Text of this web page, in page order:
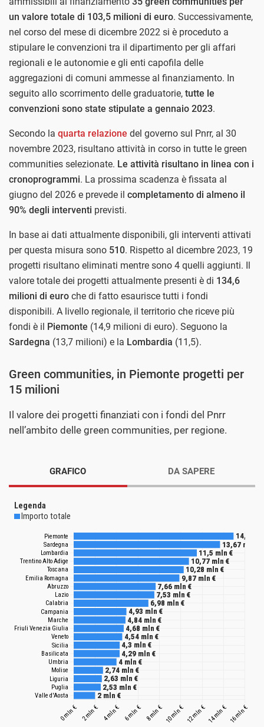
un valore totale di 103,5 milioni di euro. Successivamente,
nel corso del mese di dicembre 2022 si è proceduto a
stipulare le convenzioni tra il dipartimento per gli affari
regionali e le autonomie e gli enti capofila delle
aggregazioni di comuni ammesse al finanziamento. In
seguito allo scorrimento delle graduatorie, tutte le
convenzioni sono state stipulate a gennaio 2023.
Secondo la quarta relazione del governo sul Pnrr, al 30
novembre 2023, risultano attività in corso in tutte le green
communities selezionate. Le attività risultano in linea con i
cronoprogrammi. La prossima scadenza è fissata al
giugno del 2026 e prevede il completamento di almeno il
90% degli interventi previsti.
In base ai dati attualmente disponibili, gli interventi attivati
per questa misura sono 510. Rispetto al dicembre 2023, 19
progetti risultano eliminati mentre sono 4 quelli aggiunti. Il
valore totale dei progetti attualmente presenti è di 134,6
milioni di euro che di fatto esaurisce tutti i fondi
disponibili. A livello regionale, il territorio che riceve più
fondi è il
Piemonte (14,9 milioni di euro). Seguono la
Sardegna (13,7 milioni) e la Lombardia (11,5).
Green communities, in Piemonte progetti per
15 milioni
Il valore dei progetti finanziati con i fondi del Pnrr
nell’ambito delle green communities, per regione.
GRAFICO DA SAPERE